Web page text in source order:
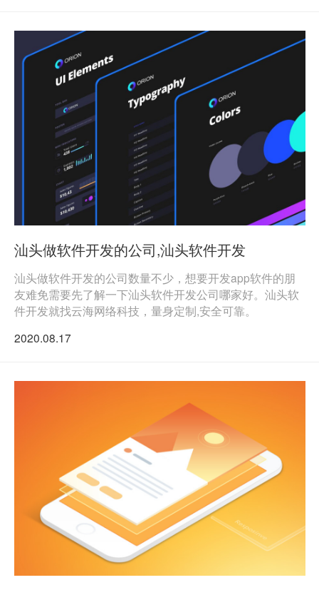
汕头做软件开发的公司,汕头软件开发
汕头做软件开发的公司数量不少，想要开发app软件的朋
友难免需要先了解一下汕头软件开发公司哪家好。汕头软
件开发就找云海网络科技，量身定制,安全可靠。
2020.08.17